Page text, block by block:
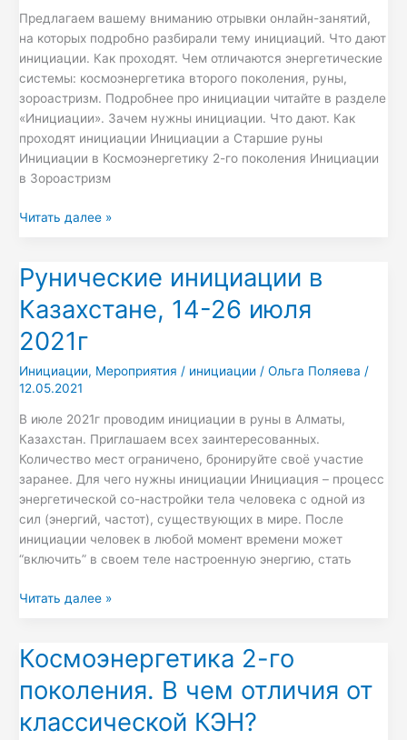
Предлагаем вашему вниманию отрывки онлайн-занятий,
на которых подробно разбирали тему инициаций. Что дают
инициации. Как проходят. Чем отличаются энергетические
системы: космоэнергетика второго поколения, руны,
зороастризм. Подробнее про инициации читайте в разделе
«Инициации». Зачем нужны инициации. Что дают. Как
проходят инициации Инициации а Старшие руны
Инициации в Космоэнергетику 2-го поколения Инициации
в Зороастризм
Читать далее »
Рунические инициации в
Казахстане, 14-26 июля
2021г
Инициации, Мероприятия / инициации /Ольга Поляева /
12.05.2021
В июле 2021г проводим инициации в руны в Алматы,
Казахстан. Приглашаем всех заинтересованных.
Количество мест ограничено, бронируйте своё участие
заранее. Для чего нужны инициации Инициация – процесс
энергетической со-настройки тела человека с одной из
сил (энергий, частот), существующих в мире. После
инициации человек в любой момент времени может
“включить” в своем теле настроенную энергию, стать
Рунические
инициации
в
Казахстане,
14-
26
июля
Читать далее »
Космоэнергетика 2-го
поколения. В чем отличия от
классической КЭН?
Космоэнергетика
2-
го
В